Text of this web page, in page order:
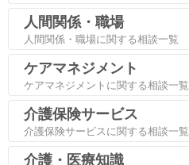
人間関係・職場
人間関係・職場に関する相談一覧
ケアマネジメント
ケアマネジメントに関する相談一覧
介護保険サービス
介護保険サービスに関する相談一覧
介護・医療知識